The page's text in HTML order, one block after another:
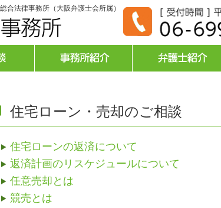
合法律事務所（大阪弁護士会所属）
住宅ローン・売却のご相談
住宅ローンの返済について
返済計画のリスケジュールについて
任意売却とは
競売とは